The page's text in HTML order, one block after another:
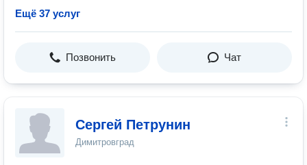
Ещё 37 услуг
Позвонить Чат
Сергей Петрунин
Димитровград